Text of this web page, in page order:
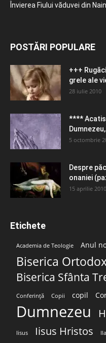
Învierea Fiului văduvei din Nain
POSTĂRI POPULARE
+++
grele ale
28 iulie 2010
****
5 octombrie
Despre
onaniei
15 aprilie 2010
Etichete
Academia de Teologie Anul
Biserica
Biserica Sfânta
Conferință Copii copil
Dumnezeu
Iisus Iisus Hristos